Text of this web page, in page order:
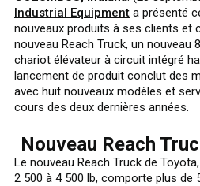
Industrial Equipment a présenté
nouveaux produits à ses clients et
nouveau Reach Truck, un nouveau
chariot élévateur à circuit intégré
lancement de produit conclut des
avec huit nouveaux modèles et
cours des deux dernières années.
Nouveau Reach
Le nouveau Reach Truck de
2 500 à 4 500 lb, comporte plus de